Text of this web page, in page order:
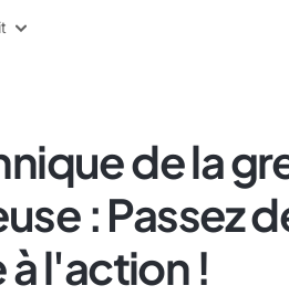
de la
: Passez
l'action !